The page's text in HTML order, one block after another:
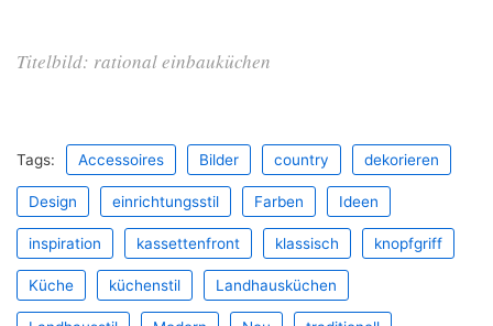
Titelbild: rational einbauküchen
Tags: Accessoires Bilder country dekorieren
Design einrichtungsstil Farben Ideen
inspiration kassettenfront klassisch knopfgriff
Küche küchenstil Landhausküchen